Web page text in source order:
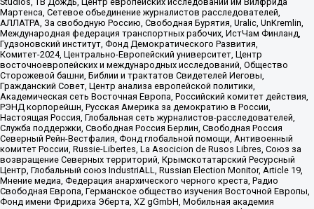
Мартенса, Сетевое объединение журналистов расследователей,
АЛЛАТРА, За свободную Россию, Свободная Бурятия, Uralic, UnKremlin,
Международная федерация транспортных рабочих, ИстЧам Финланд,
Гудзоновский институт, Фонд Демократического Развития,
Комитет-2024, Центрально-Европейский университет, Центр
восточноевропейских и международных исследований, Общество
Сторожевой башни, Библии и трактатов Свидетелей Иеговы,
Гражданский Совет, Центр анализа европейской политики,
Академическая сеть Восточная Европа, Российский комитет действия,
РЭНД корпорейшн, Русская Америка за демократию в России,
Настоящая Россия, Глобальная сеть журналистов-расследователей,
Служба поддержки, Свободная Россия Берлин, Свободная Россия
Северный Рейн-Вестфалия, Фонд глобальной помощи, Антивоенный
комитет России, Russie-Libertes, La Asocicion de Rusos Libres, Союз за
возвращение Северных территорий, Крымскотатарский Ресурсный
Центр, Глобальный союз IndustriALL, Russian Election Monitor, Article 19,
Мнение медиа, Федерация анархического черного креста, Радио
Свободная Европа, Германское общество изучения Восточной Европы,
Фонд имени Фридриха Эберта, XZ gGmbH, Мобильная академия